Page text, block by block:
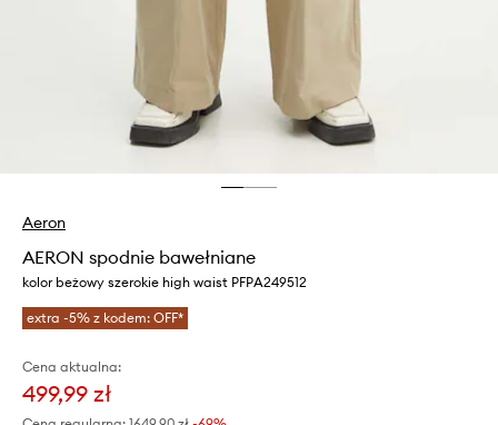
Aeron
AERON spodnie bawełniane
kolor beżowy szerokie high waist PFPA249512
extra -5% z kodem: OFF*
Cena aktualna:
499,99 zł